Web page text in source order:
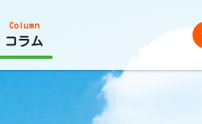
Column
コラム